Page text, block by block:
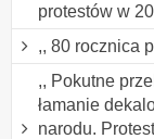
protestów w
,, 80 rocznica
,, Pokutne
łamanie
narodu.